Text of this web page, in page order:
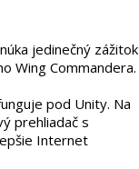
jedinečný zážitok
Wing Commandera.
pod Unity. Na
prehliadač s
Internet